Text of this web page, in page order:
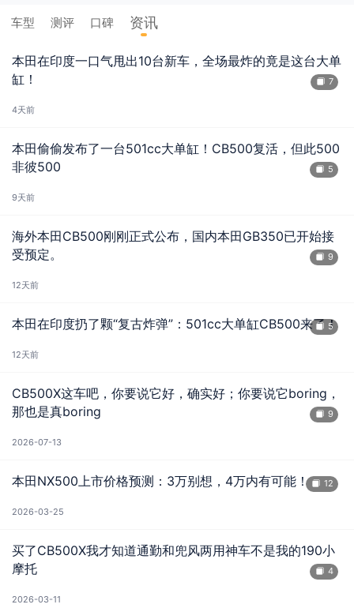
车型 测评 口碑 资讯
本田在印度一口气甩出10台新车，全场最炸的竟是这台大单
缸！
7
4天前
本田偷偷发布了一台501cc大单缸！CB500复活，但此500
非彼500
5
9天前
海外本田CB500刚刚正式公布，国内本田GB350已开始接
受预定。
9
12天前
本田在印度扔了颗“复古炸弹”：501cc大单缸CB500来了！
5
12天前
CB500X这车吧，你要说它好，确实好；你要说它boring，
那也是真boring
9
2026-07-13
本田NX500上市价格预测：3万别想，4万内有可能！ 12
2026-03-25
买了CB500X我才知道通勤和兜风两用神车不是我的190小
摩托
4
2026-03-11